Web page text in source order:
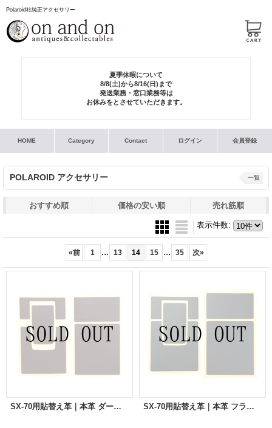
Polaroid社純正アクセサリー
夏季休暇について
8/8(土)から8/16(日)まで
発送業務・窓口業務等は
お休みをとさせていただきます。
HOME Category Contact ログイン 会員登録
POLAROID アクセサリー 一覧
おすすめ順 価格の安い順 売れ筋順
表示件数:
«前 1 ... 13 14 15 ... 35 次»
SX-70用貼替え革｜本革 ダークブラウン SX-70用貼替え革｜本革 フラットブラック